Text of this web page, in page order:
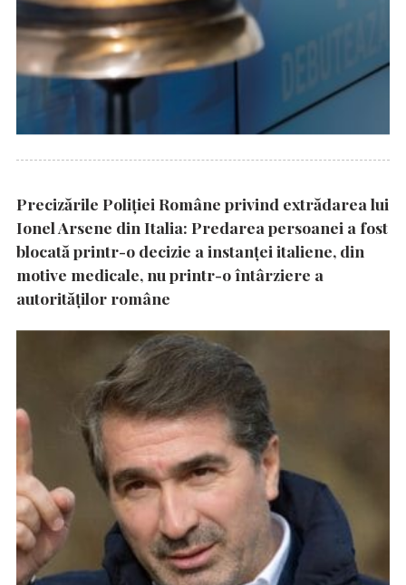
Precizările Poliţiei Române privind extrădarea lui
Ionel Arsene din Italia: Predarea persoanei a fost
blocată printr-o decizie a instanţei italiene, din
motive medicale, nu printr-o întârziere a
autorităţilor române